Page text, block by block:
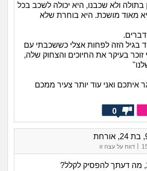
בתולה ולא שכבנו, היא יכולה לשכב בכל
מאוד מושכת. היא בוחרת שלא
בגיל הזה לפחות אצלי כששכבתי עם
בעיקר את החיוכים והצחוק שלה,
איתכם ואני עוד יותר צעיר ממכם
0
דווח על עצה זו